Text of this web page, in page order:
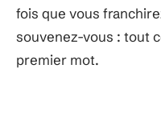
fois que vous
souvenez-vous : tout
premier mot.